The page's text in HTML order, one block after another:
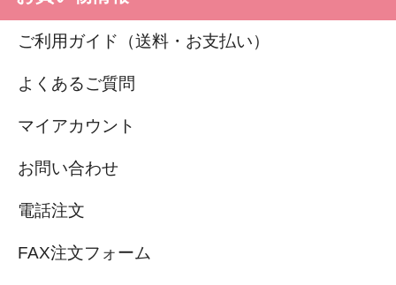
ご利用ガイド（送料・お支払い）
よくあるご質問
マイアカウント
お問い合わせ
電話注文
FAX注文フォーム